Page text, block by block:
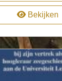
Bekijken